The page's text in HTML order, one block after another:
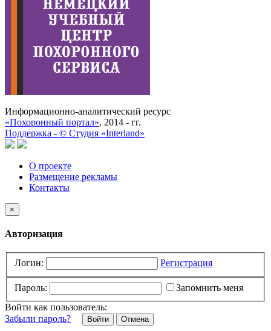
Информационно-аналитический ресурс
«Похоронный портал», 2014 - гг.
Поддержка - © Cтудия «Interland»
О проекте
Размещение рекламы
Контакты
×
Авторизация
Логин: Регистрация
Пароль:
Запомнить меня
Войти как пользователь:
Забыли пароль?
Отмена